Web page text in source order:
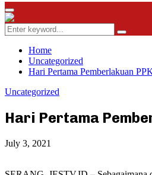
Facebook
Instagram
Youtube
Whatsapp
Primary
Menu
Search
for:
Search
Home
Uncategorized
Hari Pertama Pemberlakuan
Uncategorized
Hari Pertama
July 3, 2021